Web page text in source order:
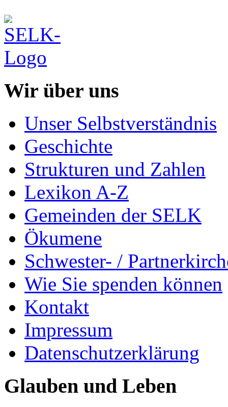
Wir über uns
Unser Selbstverständnis
Geschichte
Strukturen und Zahlen
Lexikon A-Z
Gemeinden der SELK
Ökumene
Schwester- /
Wie Sie spenden können
Kontakt
Impressum
Datenschutzerklärung
Glauben und Leben